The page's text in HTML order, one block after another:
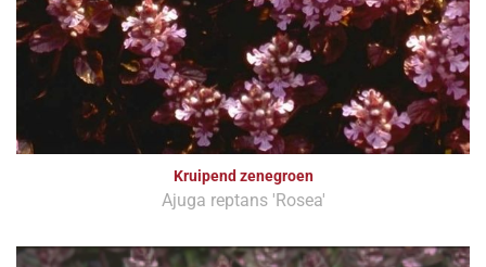
Kruipend zenegroen
Ajuga reptans 'Rosea'